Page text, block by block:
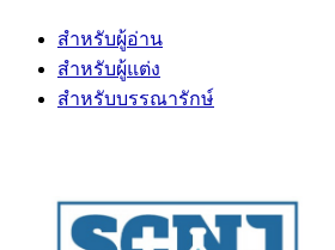
สำหรับผู้อ่าน
สำหรับผู้แต่ง
สำหรับบรรณารักษ์